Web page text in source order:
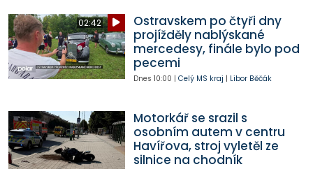
02:42
Ostravskem po čtyři dny
projížděly nablýskané
mercedesy, finále bylo pod
pecemi
Dnes 10:00 | Celý MS kraj | Libor Běčák
Motorkář se srazil s
osobním autem v centru
Havířova, stroj vyletěl ze
silnice na chodník